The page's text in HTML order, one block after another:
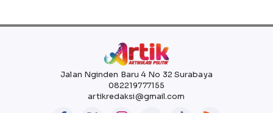
Jalan Nginden Baru 4 No 32 Surabaya
082219777155
artikredaksi@gmail.com